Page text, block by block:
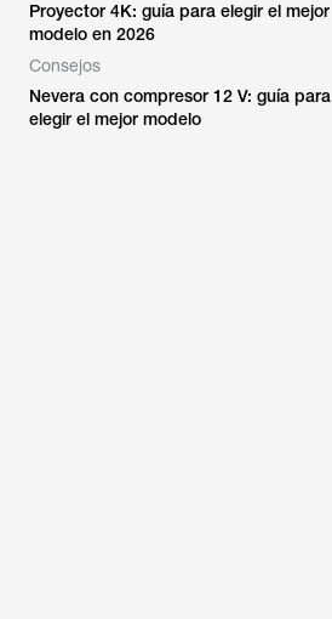
Proyector 4K: guía para elegir el mejor
modelo en 2026
Consejos
Nevera con compresor 12 V: guía para
elegir el mejor modelo